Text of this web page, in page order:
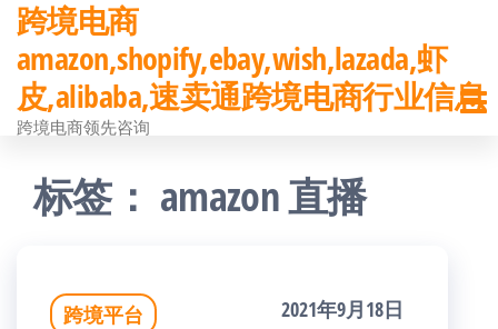
前
往
内
跨境电商
amazon,shopify,ebay,wish,lazada,虾
皮,alibaba,速卖通跨境电商行业信息
跨境电商领先咨询
标签： amazon 直播
跨境平台 2021年9月18日